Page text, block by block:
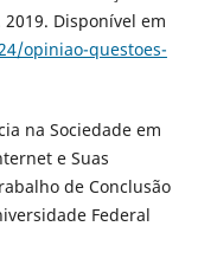
Disponível em
opiniao-questoes-
na Sociedade em
e Suas
de Conclusão
Federal